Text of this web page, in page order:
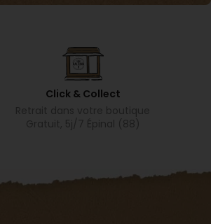
Click & Collect